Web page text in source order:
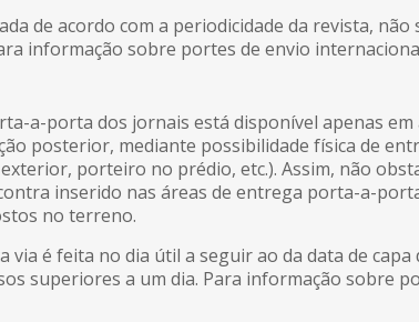
de acordo com a periodicidade da revista,
informação sobre portes de envio
a-porta dos jornais está disponível apenas
posterior, mediante possibilidade física de
porteiro no prédio, etc.). Assim, não
inserido nas áreas de entrega porta-a-
no terreno.
via é feita no dia útil a seguir ao da data de
superiores a um dia. Para informação sobre